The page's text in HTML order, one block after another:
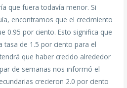
que fuera todavía menor. Si
encontramos que el crecimiento
0.95 por ciento. Esto significa que
tasa de 1.5 por ciento para el
que haber crecido alrededor
de semanas nos informó el
crecieron 2.0 por ciento